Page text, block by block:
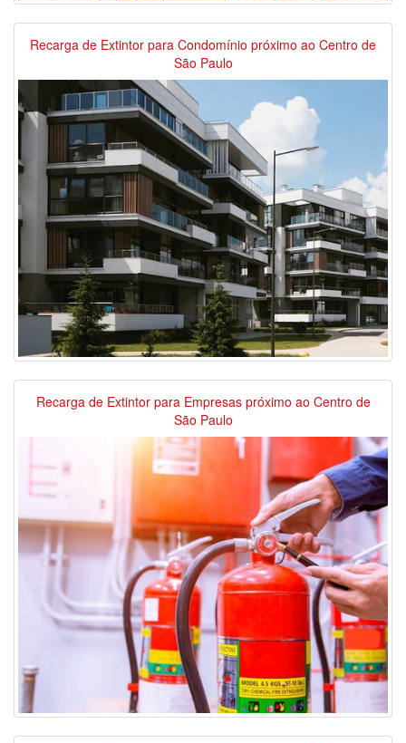
Recarga de Extintor para Condomínio próximo ao Centro de
São Paulo
Recarga de Extintor para Empresas próximo ao Centro de
São Paulo